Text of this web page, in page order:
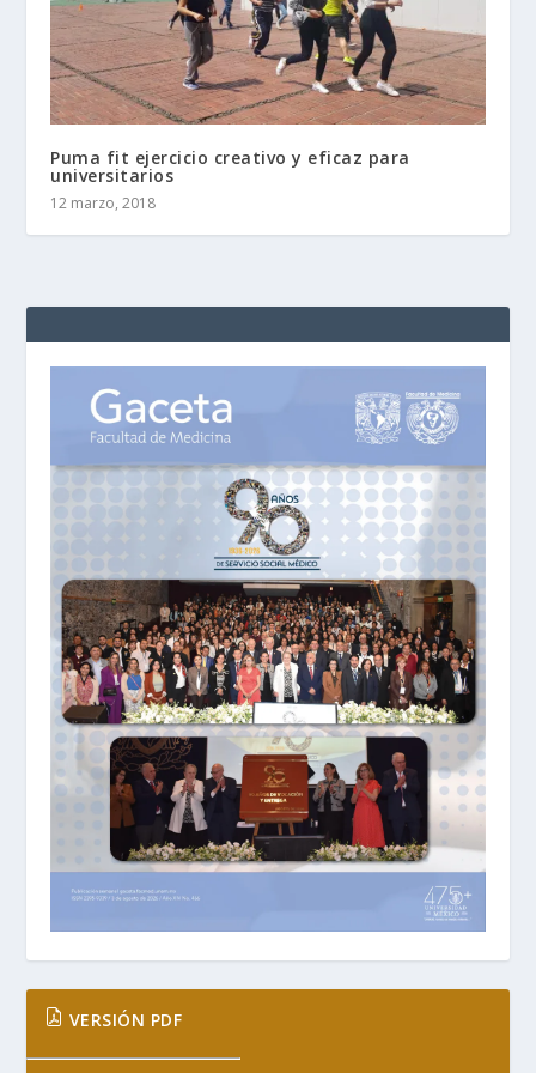
Puma fit ejercicio creativo y eficaz para
universitarios
12 marzo, 2018
VERSIÓN PDF